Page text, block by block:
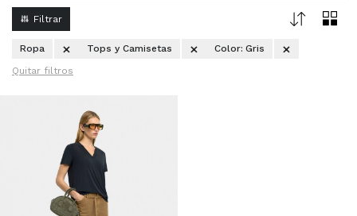
Ropa Tops y Camisetas Color: Gris
Quitar filtros